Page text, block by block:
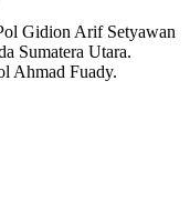
Gidion Arif Setyawan
Sumatera Utara.
Ahmad Fuady.